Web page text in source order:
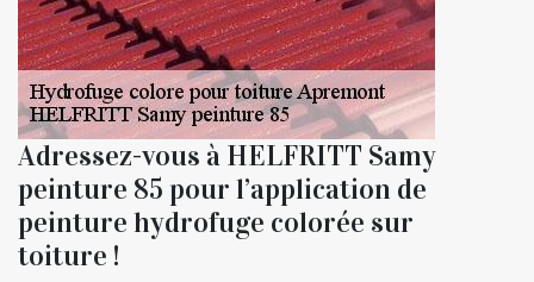
Adressez-vous à HELFRITT Samy
peinture 85 pour l’application de
peinture hydrofuge colorée sur
toiture !